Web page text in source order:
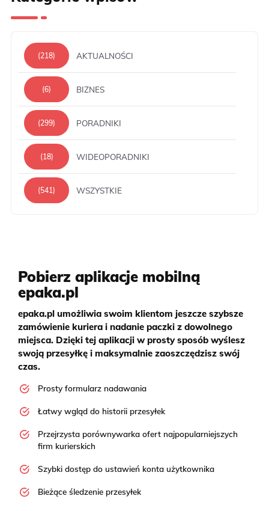
(218) AKTUALNOŚCI
(6) BIZNES
(299) PORADNIKI
(18) WIDEOPORADNIKI
(541) WSZYSTKIE
Pobierz aplikacje mobilną
epaka.pl
epaka.pl umożliwia swoim klientom jeszcze szybsze
zamówienie kuriera i nadanie paczki z dowolnego
miejsca. Dzięki tej aplikacji w prosty sposób wyślesz
swoją przesyłkę i maksymalnie zaoszczędzisz swój
czas.
Prosty formularz nadawania
Łatwy wgląd do historii przesyłek
Przejrzysta porównywarka ofert najpopularniejszych
firm kurierskich
Szybki dostęp do ustawień konta użytkownika
Bieżące śledzenie przesyłek